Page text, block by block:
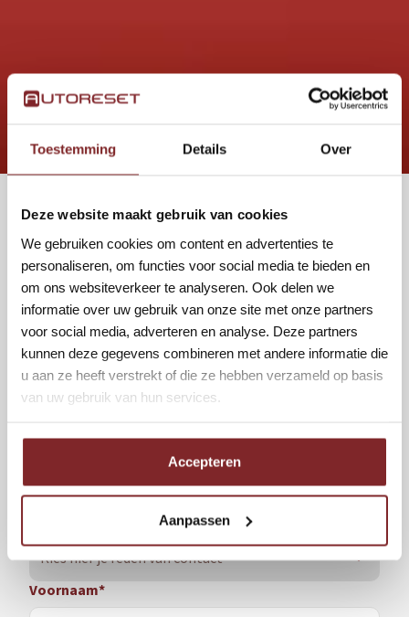
Toestemming Details Over
Deze website maakt gebruik van cookies
We gebruiken cookies om content en advertenties te
personaliseren, om functies voor social media te bieden en
om ons websiteverkeer te analyseren. Ook delen we
informatie over uw gebruik van onze site met onze partners
voor social media, adverteren en analyse. Deze partners
kunnen deze gegevens combineren met andere informatie die
u aan ze heeft verstrekt of die ze hebben verzameld op basis
van uw gebruik van hun services.
Accepteren
Aanpassen
Heb je liever dat we contact
met jou opnemen?
Een vraag, opmerking of klacht? Laat dit ons,
via onderstaand formulier, meteen weten.
Wij nemen vervolgens zo snel mogelijk
contact op.Onderstaand contactformulier is
kan eenvoudig viaonze vacatures
Voornaam*